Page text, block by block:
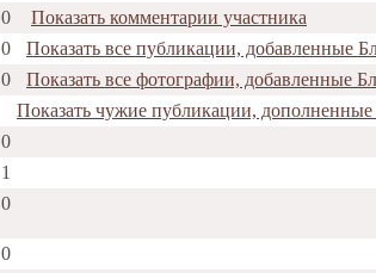
0
Показать комментарии участника
0
Показать все публикации, добавленные
0
Показать все фотографии, добавленные
Показать чужие публикации,
0
1
0
0